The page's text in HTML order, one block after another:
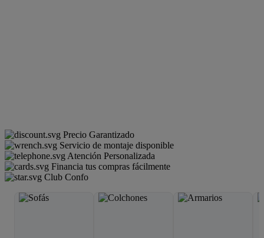
Precio Garantizado
Servicio de montaje disponible
Atención Personalizada
Financia tus compras fácilmente
Club Confo